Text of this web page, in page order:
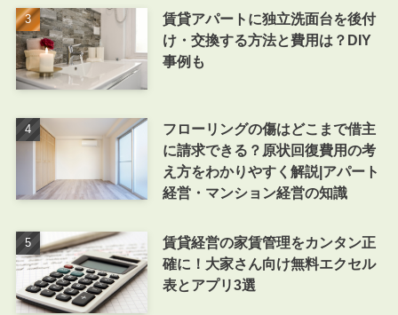
賃貸アパートに独立洗面台を後付
け・交換する方法と費用は？DIY
事例も
フローリングの傷はどこまで借主
に請求できる？原状回復費用の考
え方をわかりやすく解説|アパート
経営・マンション経営の知識
賃貸経営の家賃管理をカンタン正
確に！大家さん向け無料エクセル
表とアプリ3選